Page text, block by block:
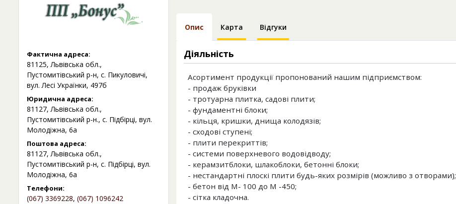
Фактична адреса:
81125, Львівська обл.,
Пустомитівський р-н, с. Пикуловичі,
вул. Лесі Українки, 497б
Юридична адреса:
81127, Львівська обл.,
Пустомитівський р-н., с. Підбірці, вул.
Молодіжна, 6а
Поштова адреса:
81127, Львівська обл.,
Пустомитівський р-н, с. Підбірці, вул.
Молодіжна, 6а
Телефони:
(067) 3369228, (067) 1096242
Опис Карта Відгуки
Діяльність
Асортимент продукції пропонований нашим підприємством:
- продаж бруківки
- тротуарна плитка, садові плити;
- фундаментні блоки;
- кільця, кришки, днища колодязів;
- сходові ступені;
- плити перекриттів;
- системи поверхневого водовідводу;
- керамзитблоки, шлакоблоки, бетонні блоки;
- нестандартні плоскі плити будь-яких розмірів (можливо з отворами);
- бетон від М- 100 до М -450;
- сітка кладочна.